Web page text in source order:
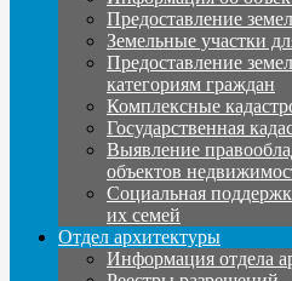
Предоставление
Земельные участки
Предоставление
категориям граждан
Комплексные
Государственная
Выявление
объектов
Социальная
их семей
Отдел архитектуры
Информация отдела